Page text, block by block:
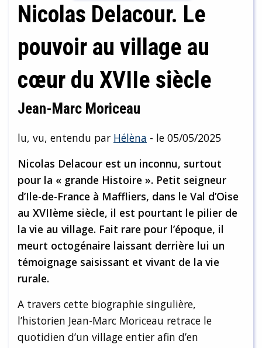
Nicolas Delacour. Le
pouvoir au village au
cœur du XVIIe siècle
Jean-Marc Moriceau
lu, vu, entendu par Hélèna - le 05/05/2025
Nicolas Delacour est un inconnu, surtout
pour la « grande Histoire ». Petit seigneur
d’Ile-de-France à Maffliers, dans le Val d’Oise
au XVIIème siècle, il est pourtant le pilier de
la vie au village. Fait rare pour l’époque, il
meurt octogénaire laissant derrière lui un
témoignage saisissant et vivant de la vie
rurale.
A travers cette biographie singulière,
l’historien Jean-Marc Moriceau retrace le
quotidien d’un village entier afin d’en